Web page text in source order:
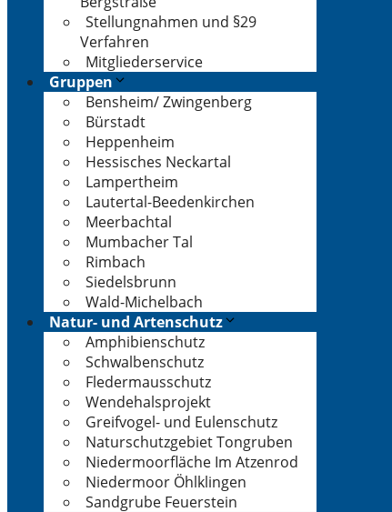
Stellungnahmen und §29
Verfahren
Mitgliederservice
Gruppen
Bensheim/ Zwingenberg
Bürstadt
Heppenheim
Hessisches Neckartal
Lampertheim
Lautertal-Beedenkirchen
Meerbachtal
Mumbacher Tal
Rimbach
Siedelsbrunn
Wald-Michelbach
Natur- und Artenschutz
Amphibienschutz
Schwalbenschutz
Fledermausschutz
Wendehalsprojekt
Greifvogel- und Eulenschutz
Naturschutzgebiet Tongruben
Niedermoorfläche Im Atzenrod
Niedermoor Öhlklingen
Sandgrube Feuerstein